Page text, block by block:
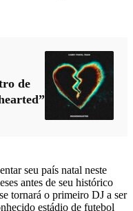
de
seu país natal neste
antes de seu histórico
tornará o primeiro DJ a ser
estádio de futebol